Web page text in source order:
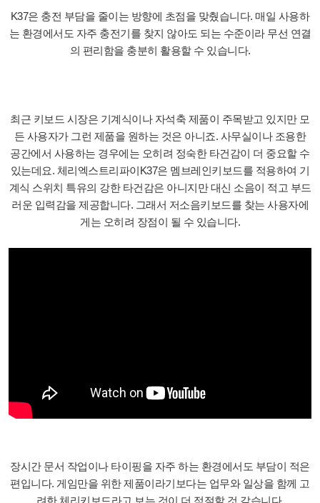
K37은 충전 부담을 줄이는 방향에 초점을 맞췄습니다. 매일 사용하
는 환경에서도 자주 충전기를 찾지 않아도 되는 수준이라 무선 연결
의 편리함을 충분히 활용할 수 있습니다.
최근 키보드 시장은 기계식이나 자석축 제품이 주목받고 있지만 모
든 사용자가 그런 제품을 원하는 것은 아니죠. 사무실이나 조용한
공간에서 사용하는 경우에는 오히려 정숙한 타건감이 더 중요할 수
있는데요. 체리엑스트리파이K37은 멤브레인키보드를 적용하여 기
계식 스위치 특유의 강한 타건감은 아니지만 대신 소음이 적고 부드
러운 입력감을 제공합니다. 그래서 저소음키보드를 찾는 사용자에
게는 오히려 장점이 될 수 있습니다.
장시간 문서 작업이나 타이핑을 자주 하는 환경에서도 부담이 적은
편입니다. 게임만을 위한 제품이라기보다는 업무와 일상을 함께 고
려한 체리키보드라고 보는 것이 더 적절할 것 같습니다.